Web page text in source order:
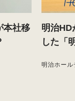
社移
明治HD
した「
明治ホー